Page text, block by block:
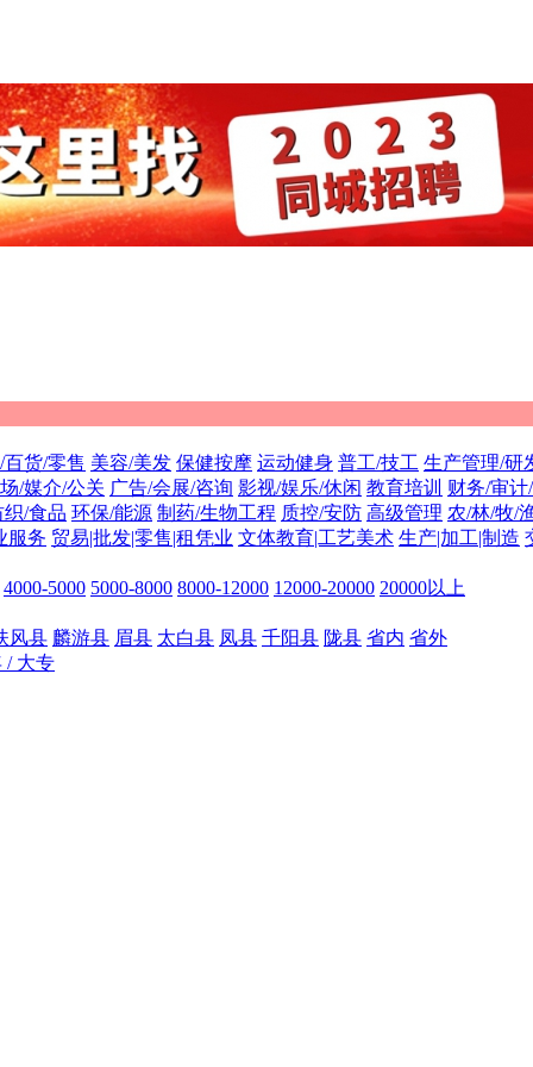
百货/零售 美容/美发 保健按摩 运动健身 普工/技工 生产管理/研
/媒介/公关 广告/会展/咨询 影视/娱乐/休闲 教育培训 财务/审计
/食品 环保/能源 制药/生物工程 质控/安防 高级管理 农/林/牧/
服务 贸易|批发|零售|租凭业 文体教育|工艺美术 生产|加工|制造
4000-5000 5000-8000 8000-12000 12000-20000 20000以上
风县 麟游县 眉县 太白县 凤县 千阳县 陇县 省内 省外
/ 大专